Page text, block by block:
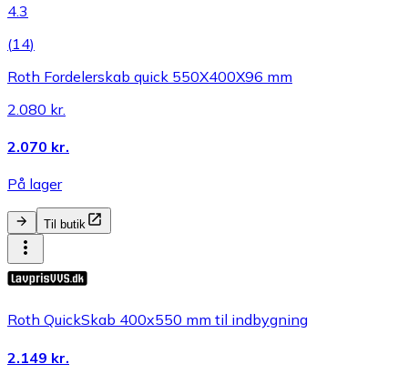
4.3
(14)
Roth Fordelerskab quick 550X400X96 mm
2.080 kr.
2.070 kr.
På lager
Til butik
Roth QuickSkab 400x550 mm til indbygning
2.149 kr.